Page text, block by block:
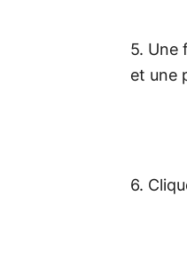
5. Une
et une
6.